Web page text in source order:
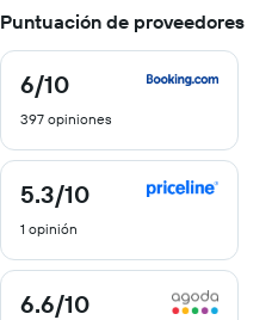
Puntuación de proveedores
6/10
6
de
10
397 opiniones
5.3/10
5.3
10
1 opinión
6.6/10
6.6